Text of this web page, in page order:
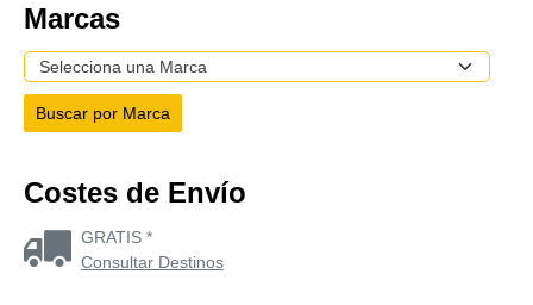
Marcas
Costes de Envío
GRATIS *
Consultar Destinos